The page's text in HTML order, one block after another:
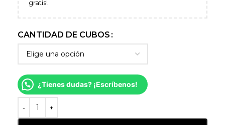
gratis!
CANTIDAD DE CUBOS
¿Tienes dudas? ¡Escríbenos!